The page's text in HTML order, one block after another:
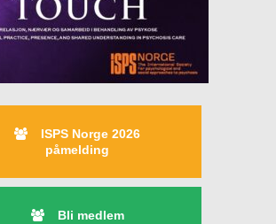
ISPS Norge 2026
påmelding
Bli medlem